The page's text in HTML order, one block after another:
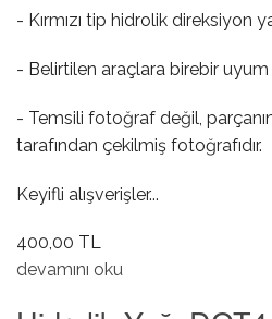
- Kırmızı tip hidrolik direksiyon
- Belirtilen araçlara birebir uyum
- Temsili fotoğraf değil,
tarafından çekilmiş fotoğrafıdır.
Keyifli alışverişler...
400,00 TL
Direksiyon Yağı ( Kırmızı )
devamını oku